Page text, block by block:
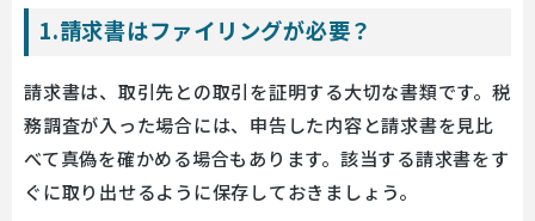
1.請求書はファイリングが必要？
請求書は、取引先との取引を証明する大切な書類です。税
務調査が入った場合には、申告した内容と請求書を見比
べて真偽を確かめる場合もあります。該当する請求書をす
ぐに取り出せるように保存しておきましょう。